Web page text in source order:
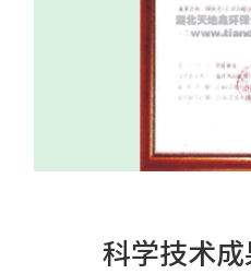
科学技术